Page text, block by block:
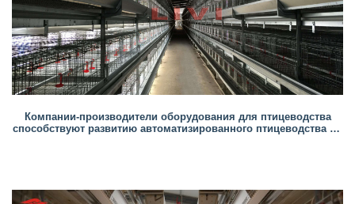
Компании-производители оборудования для птицеводства
способствуют развитию автоматизированного птицеводства во